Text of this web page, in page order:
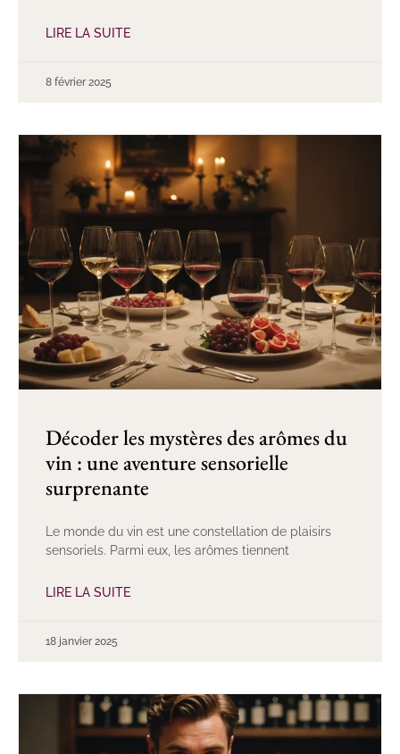
LIRE LA SUITE
8 février 2025
Décoder les mystères des arômes du
vin : une aventure sensorielle
surprenante
Le monde du vin est une constellation de plaisirs
sensoriels. Parmi eux, les arômes tiennent
LIRE LA SUITE
18 janvier 2025